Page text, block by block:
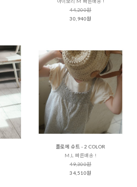
44,200원
30,940원
플로에 슈트 - 2 COLOR
M,L 빠른배송 !
49,300원
34,510원